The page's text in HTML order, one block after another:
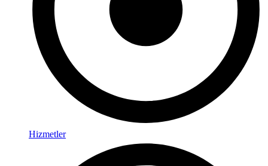
Hizmetler